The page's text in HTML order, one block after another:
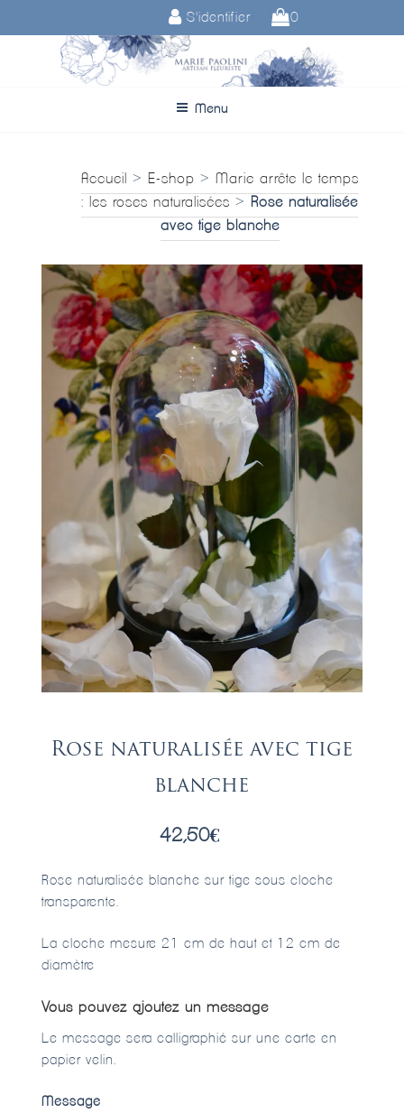
S'identifier 0
Menu
Accueil > E-shop > Marie arrête le temps
: les roses naturalisées > Rose naturalisée
avec tige blanche
Rose naturalisée avec tige
blanche
42,50€
Rose naturalisée blanche sur tige sous cloche
transparente.
La cloche mesure 21 cm de haut et 12 cm de
diamètre
Vous pouvez ajoutez un message
Le message sera calligraphié sur une carte en
papier velin.
Message